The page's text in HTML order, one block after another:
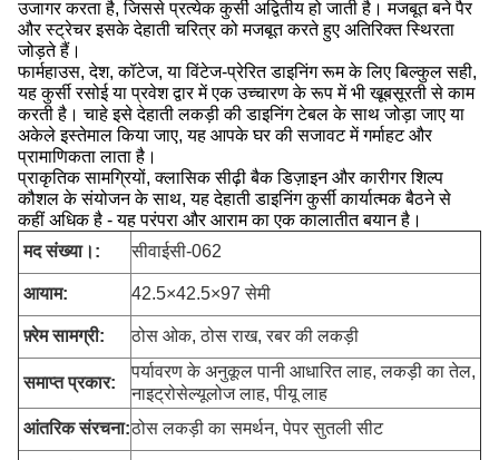
उजागर करता है, जिससे प्रत्येक कुर्सी अद्वितीय हो जाती है। मजबूत बने पैर
और स्ट्रेचर इसके देहाती चरित्र को मजबूत करते हुए अतिरिक्त स्थिरता
जोड़ते हैं।
फार्महाउस, देश, कॉटेज, या विंटेज-प्रेरित डाइनिंग रूम के लिए बिल्कुल सही,
यह कुर्सी रसोई या प्रवेश द्वार में एक उच्चारण के रूप में भी खूबसूरती से काम
करती है। चाहे इसे देहाती लकड़ी की डाइनिंग टेबल के साथ जोड़ा जाए या
अकेले इस्तेमाल किया जाए, यह आपके घर की सजावट में गर्माहट और
प्रामाणिकता लाता है।
प्राकृतिक सामग्रियों, क्लासिक सीढ़ी बैक डिज़ाइन और कारीगर शिल्प
कौशल के संयोजन के साथ, यह देहाती डाइनिंग कुर्सी कार्यात्मक बैठने से
कहीं अधिक है - यह परंपरा और आराम का एक कालातीत बयान है।
मद संख्या।: सीवाईसी-062
आयाम: 42.5×42.5×97 सेमी
फ़्रेम सामग्री: ठोस ओक, ठोस राख, रबर की लकड़ी
समाप्त प्रकार:
पर्यावरण के अनुकूल पानी आधारित लाह, लकड़ी का तेल,
नाइट्रोसेल्यूलोज लाह, पीयू लाह
आंतरिक संरचना:ठोस लकड़ी का समर्थन, पेपर सुतली सीट